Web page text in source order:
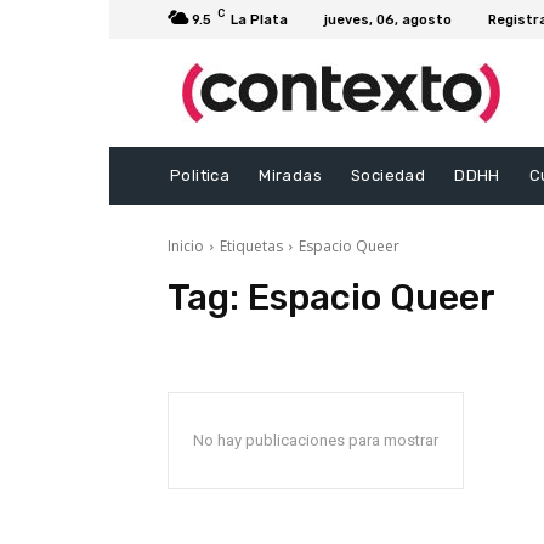
9.5 C La Plata jueves, 06, agosto
Politica Miradas Sociedad DDHH
Inicio Etiquetas Espacio Queer
Tag: Espacio Queer
No hay publicaciones para mostrar